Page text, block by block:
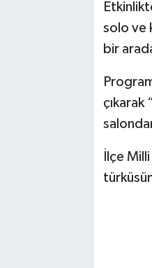
solo ve
bir
çıkarak
İlçe